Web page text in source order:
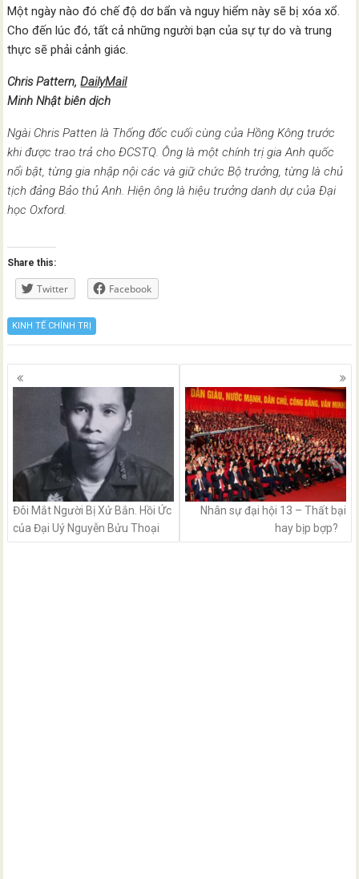
Một ngày nào đó chế độ dơ bẩn và nguy hiểm này sẽ bị xóa xổ.
Cho đến lúc đó, tất cả những người bạn của sự tự do và trung
thực sẽ phải cảnh giác.
Chris Pattern,DailyMail
Minh Nhật biên dịch
Ngài Chris Patten là Thống đốc cuối cùng của Hồng Kông trước
khi được trao trả cho ĐCSTQ. Ông là một chính trị gia Anh quốc
nổi bật, từng gia nhập nội các và giữ chức Bộ trưởng, từng là chủ
tịch đảng Bảo thủ Anh. Hiện ông là hiệu trưởng danh dự của Đại
học Oxford.
Share this:
Twitter Facebook
KINH TẾ CHÍNH TRỊ
Posts
navigation
Đôi Mắt Người Bị Xử Bắn. Hồi Ức
của Đại Uý Nguyễn Bửu Thoại
Nhân sự đại hội 13 – Thất bại
hay bịp bợp?